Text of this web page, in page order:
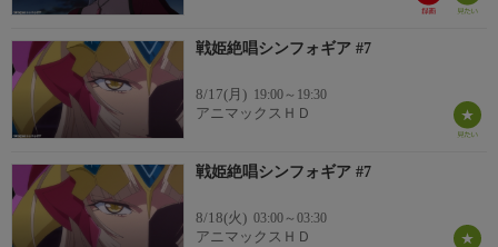
戦姫絶唱シンフォギア #7
8/17(月) 19:00～19:30
アニマックスＨＤ
戦姫絶唱シンフォギア #7
8/18(火) 03:00～03:30
アニマックスＨＤ